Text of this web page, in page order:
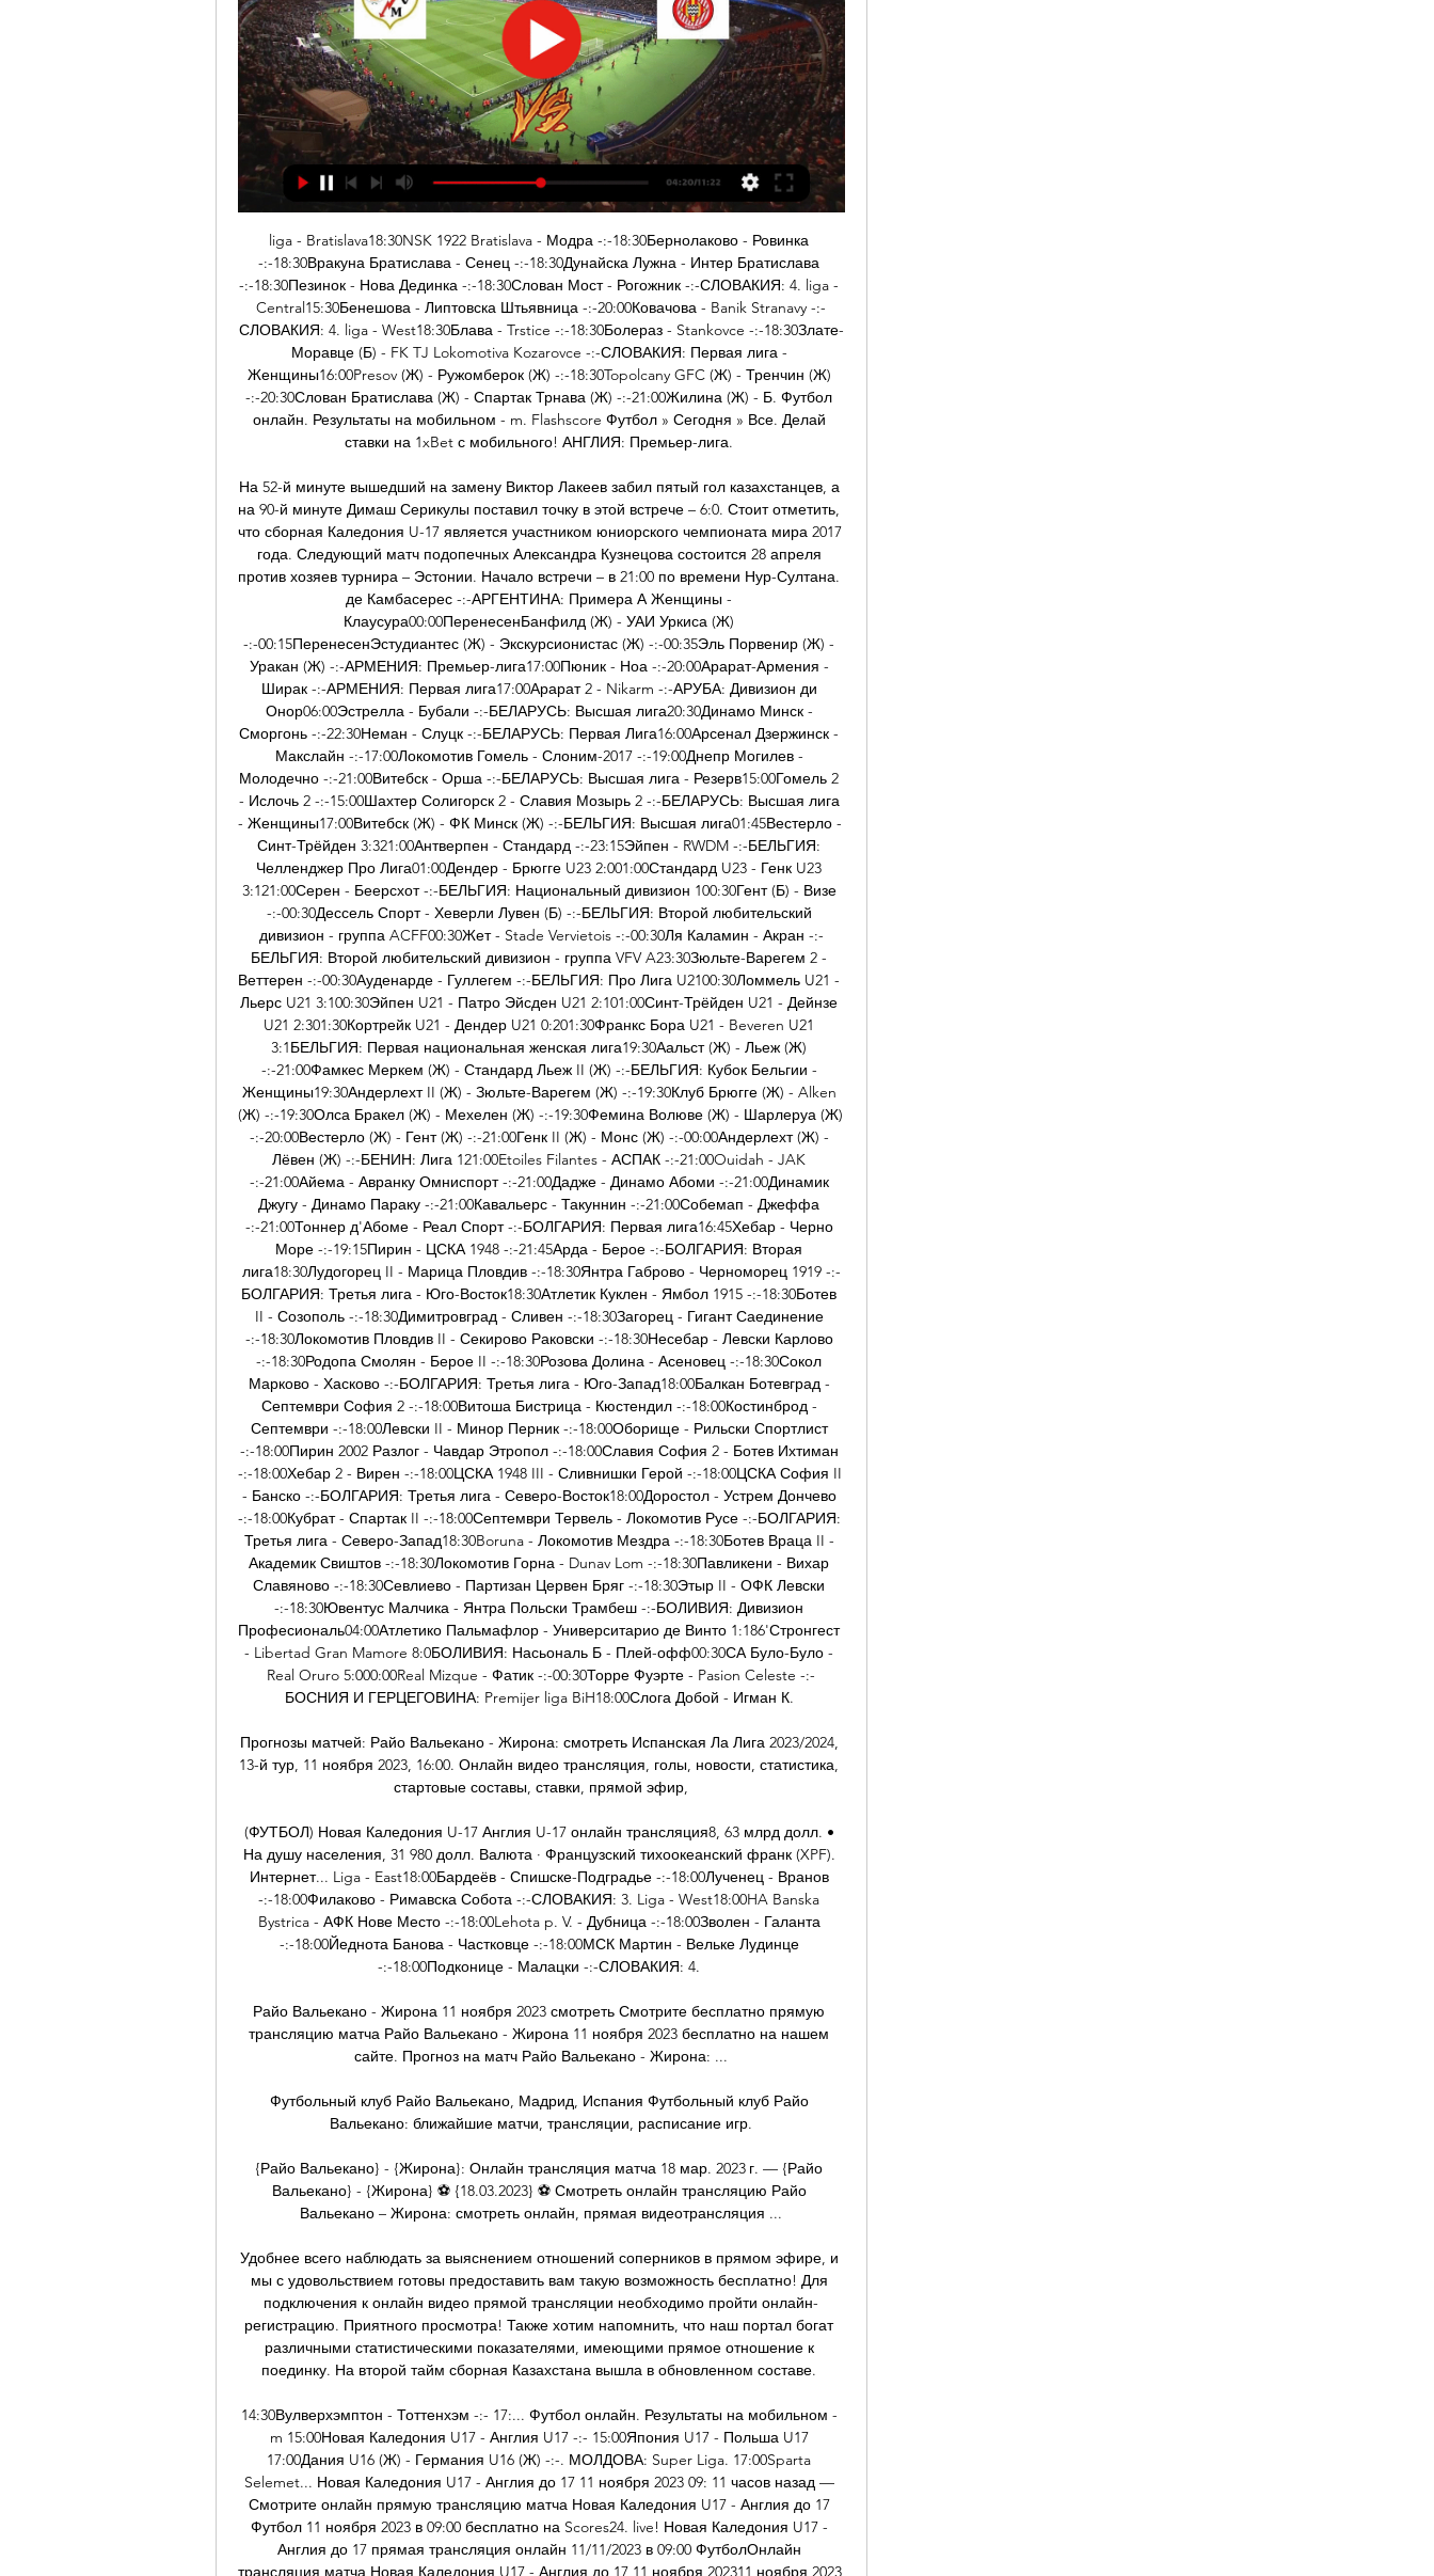
liga - Bratislava18:30NSK 1922 Bratislava - Модра -:-18:30Бернолаково - Ровинка -:-18:30Вракуна Братислава - Сенец -:-18:30Дунайска Лужна - Интер Братислава -:-18:30Пезинок - Нова Дединка -:-18:30Слован Мост - Рогожник -:-СЛОВАКИЯ: 4. liga - Central15:30Бенешова - Липтовска Штьявница -:-20:00Ковачова - Banik Stranavy -:-СЛОВАКИЯ: 4. liga - West18:30Блава - Trstice -:-18:30Болераз - Stankovce -:-18:30Злате-Моравце (Б) - FK TJ Lokomotiva Kozarovce -:-СЛОВАКИЯ: Первая лига - Женщины16:00Presov (Ж) - Ружомберок (Ж) -:-18:30Topolcany GFC (Ж) - Тренчин (Ж) -:-20:30Слован Братислава (Ж) - Спартак Трнава (Ж) -:-21:00Жилина (Ж) - Б. Футбол онлайн. Результаты на мобильном - m. Flashscore Футбол » Сегодня » Все. Делай ставки на 1xBet с мобильного! АНГЛИЯ: Премьер-лига. 

На 52-й минуте вышедший на замену Виктор Лакеев забил пятый гол казахстанцев, а на 90-й минуте Димаш Серикулы поставил точку в этой встрече – 6:0. Стоит отметить, что сборная Каледония U-17 является участником юниорского чемпионата мира 2017 года. Следующий матч подопечных Александра Кузнецова состоится 28 апреля против хозяев турнира – Эстонии. Начало встречи – в 21:00 по времени Нур-Султана. де Камбасерес -:-АРГЕНТИНА: Примера А Женщины - Клаусура00:00ПеренесенБанфилд (Ж) - УАИ Уркиса (Ж) -:-00:15ПеренесенЭстудиантес (Ж) - Экскурсионистас (Ж) -:-00:35Эль Порвенир (Ж) - Уракан (Ж) -:-АРМЕНИЯ: Премьер-лига17:00Пюник - Ноа -:-20:00Арарат-Армения - Ширак -:-АРМЕНИЯ: Первая лига17:00Арарат 2 - Nikarm -:-АРУБА: Дивизион ди Онор06:00Эстрелла - Бубали -:-БЕЛАРУСЬ: Высшая лига20:30Динамо Минск - Сморгонь -:-22:30Неман - Слуцк -:-БЕЛАРУСЬ: Первая Лига16:00Арсенал Дзержинск - Макслайн -:-17:00Локомотив Гомель - Слоним-2017 -:-19:00Днепр Могилев - Молодечно -:-21:00Витебск - Орша -:-БЕЛАРУСЬ: Высшая лига - Резерв15:00Гомель 2 - Ислочь 2 -:-15:00Шахтер Солигорск 2 - Славия Мозырь 2 -:-БЕЛАРУСЬ: Высшая лига - Женщины17:00Витебск (Ж) - ФК Минск (Ж) -:-БЕЛЬГИЯ: Высшая лига01:45Вестерло - Синт-Трёйден 3:321:00Антверпен - Стандард -:-23:15Эйпен - RWDM -:-БЕЛЬГИЯ: Челленджер Про Лига01:00Дендер - Брюгге U23 2:001:00Стандард U23 - Генк U23 3:121:00Серен - Беерсхот -:-БЕЛЬГИЯ: Национальный дивизион 100:30Гент (Б) - Визе -:-00:30Дессель Спорт - Хеверли Лувен (Б) -:-БЕЛЬГИЯ: Второй любительский дивизион - группа ACFF00:30Жет - Stade Vervietois -:-00:30Ля Каламин - Акран -:-БЕЛЬГИЯ: Второй любительский дивизион - группа VFV A23:30Зюльте-Варегем 2 - Веттерен -:-00:30Ауденарде - Гуллегем -:-БЕЛЬГИЯ: Про Лига U2100:30Ломмель U21 - Льерс U21 3:100:30Эйпен U21 - Патро Эйсден U21 2:101:00Синт-Трёйден U21 - Дейнзе U21 2:301:30Кортрейк U21 - Дендер U21 0:201:30Франкс Бора U21 - Beveren U21 3:1БЕЛЬГИЯ: Первая национальная женская лига19:30Аальст (Ж) - Льеж (Ж) -:-21:00Фамкес Меркем (Ж) - Стандард Льеж II (Ж) -:-БЕЛЬГИЯ: Кубок Бельгии - Женщины19:30Андерлехт II (Ж) - Зюльте-Варегем (Ж) -:-19:30Клуб Брюгге (Ж) - Alken (Ж) -:-19:30Олса Бракел (Ж) - Мехелен (Ж) -:-19:30Фемина Волюве (Ж) - Шарлеруа (Ж) -:-20:00Вестерло (Ж) - Гент (Ж) -:-21:00Генк II (Ж) - Монс (Ж) -:-00:00Андерлехт (Ж) - Лёвен (Ж) -:-БЕНИН: Лига 121:00Etoiles Filantes - АСПАК -:-21:00Ouidah - JAK -:-21:00Айема - Авранку Омниспорт -:-21:00Дадже - Динамо Абоми -:-21:00Динамик Джугу - Динамо Параку -:-21:00Кавальерс - Такуннин -:-21:00Собемап - Джеффа -:-21:00Тоннер д'Абоме - Реал Спорт -:-БОЛГАРИЯ: Первая лига16:45Хебар - Черно Море -:-19:15Пирин - ЦСКА 1948 -:-21:45Арда - Берое -:-БОЛГАРИЯ: Вторая лига18:30Лудогорец II - Марица Пловдив -:-18:30Янтра Габрово - Черноморец 1919 -:-БОЛГАРИЯ: Третья лига - Юго-Восток18:30Атлетик Куклен - Ямбол 1915 -:-18:30Ботев II - Созополь -:-18:30Димитровград - Сливен -:-18:30Загорец - Гигант Саединение -:-18:30Локомотив Пловдив II - Секирово Раковски -:-18:30Несебар - Левски Карлово -:-18:30Родопа Смолян - Берое II -:-18:30Розова Долина - Асеновец -:-18:30Сокол Марково - Хасково -:-БОЛГАРИЯ: Третья лига - Юго-Запад18:00Балкан Ботевград - Септември София 2 -:-18:00Витоша Бистрица - Кюстендил -:-18:00Костинброд - Септември -:-18:00Левски II - Минор Перник -:-18:00Оборище - Рильски Спортлист -:-18:00Пирин 2002 Разлог - Чавдар Этропол -:-18:00Славия София 2 - Ботев Ихтиман -:-18:00Хебар 2 - Вирен -:-18:00ЦСКА 1948 III - Сливнишки Герой -:-18:00ЦСКА София II - Банско -:-БОЛГАРИЯ: Третья лига - Северо-Восток18:00Доростол - Устрем Дончево -:-18:00Кубрат - Спартак II -:-18:00Септември Тервель - Локомотив Русе -:-БОЛГАРИЯ: Третья лига - Северо-Запад18:30Boruna - Локомотив Мездра -:-18:30Ботев Враца II - Академик Свиштов -:-18:30Локомотив Горна - Dunav Lom -:-18:30Павликени - Вихар Славяново -:-18:30Севлиево - Партизан Цервен Бряг -:-18:30Этыр II - ОФК Левски -:-18:30Ювентус Малчика - Янтра Польски Трамбеш -:-БОЛИВИЯ: Дивизион Професиональ04:00Атлетико Пальмафлор - Университарио де Винто 1:186'Стронгест - Libertad Gran Mamore 8:0БОЛИВИЯ: Насьональ Б - Плей-офф00:30СА Було-Було - Real Oruro 5:000:00Real Mizque - Фатик -:-00:30Торре Фуэрте - Pasion Celeste -:-БОСНИЯ И ГЕРЦЕГОВИНА: Premijer liga BiH18:00Слога Добой - Игман К. 

Прогнозы матчей: Райо Вальекано - Жирона: смотреть Испанская Ла Лига 2023/2024, 13-й тур, 11 ноября 2023, 16:00. Онлайн видео трансляция, голы, новости, статистика, стартовые составы, ставки, прямой эфир,

(ФУТБОЛ) Новая Каледония U-17 Англия U-17 онлайн трансляция8, 63 млрд долл. • На душу населения, 31 980 долл. Валюта · Французский тихоокеанский франк (XPF). Интернет... Liga - East18:00Бардеёв - Спишске-Подградье -:-18:00Лученец - Вранов -:-18:00Филаково - Римавска Собота -:-СЛОВАКИЯ: 3. Liga - West18:00HA Banska Bystrica - АФК Нове Место -:-18:00Lehota p. V. - Дубница -:-18:00Зволен - Галанта -:-18:00Йеднота Банова - Частковце -:-18:00МСК Мартин - Вельке Лудинце -:-18:00Подконице - Малацки -:-СЛОВАКИЯ: 4. 

Райо Вальекано - Жирона 11 ноября 2023 смотреть Смотрите бесплатно прямую трансляцию матча Райо Вальекано - Жирона 11 ноября 2023 бесплатно на нашем сайте. Прогноз на матч Райо Вальекано - Жирона: ...

Футбольный клуб Райо Вальекано, Мадрид, Испания Футбольный клуб Райо Вальекано: ближайшие матчи, трансляции, расписание игр.

{Райо Вальекано} - {Жирона}: Онлайн трансляция матча 18 мар. 2023 г. — {Райо Вальекано} - {Жирона} ⚽ {18.03.2023} ⚽ Смотреть онлайн трансляцию Райо Вальекано – Жирона: смотреть онлайн, прямая видеотрансляция ...

Удобнее всего наблюдать за выяснением отношений соперников в прямом эфире, и мы с удовольствием готовы предоставить вам такую возможность бесплатно! Для подключения к онлайн видео прямой трансляции необходимо пройти онлайн-регистрацию. Приятного просмотра! Также хотим напомнить, что наш портал богат различными статистическими показателями, имеющими прямое отношение к поединку. На второй тайм сборная Казахстана вышла в обновленном составе. 

14:30Вулверхэмптон - Тоттенхэм -:- 17:... Футбол онлайн. Результаты на мобильном - m 15:00Новая Каледония U17 - Англия U17 -:- 15:00Япония U17 - Польша U17 17:00Дания U16 (Ж) - Германия U16 (Ж) -:-. МОЛДОВА: Super Liga. 17:00Sparta Selemet... Новая Каледония U17 - Англия до 17 11 ноября 2023 09: 11 часов назад — Смотрите онлайн прямую трансляцию матча Новая Каледония U17 - Англия до 17 Футбол 11 ноября 2023 в 09:00 бесплатно на Scores24. live! Новая Каледония U17 - Англия до 17 прямая трансляция онлайн 11/11/2023 в 09:00 ФутболОнлайн трансляция матча Новая Каледония U17 - Англия до 17 11 ноября 202311 ноября 2023 состоится долгожданное противостояние между командами Новая Каледония U17 - Англия до 17. Смотреть трансляцию матча, которая запланирована на 09:00. 

Райо Вальекано - Жирона 11 Ноября прямая трансляция11 Ноября 2023 года в 16:00 (+03:00). Испания - Примера, 13-й тур Главный судья: Пабло Гонсалес Фуэртес (Испания); Ссылки на трансляцию будет доступны за 15 мин до начала матча Анонс матча Стартовый состав Статистика встреч Текстовая трансляция Таблица Фанаты футбола и просто ценители спорта в ожидании спортивного состязания между Райо Вальекано - Жирона, которое состоится 11 Ноября 2023 года в 16:00 (UTC+3). Это событие пройдёт в рамках турнира: Испания - Примера, 13-й тур, оно проводится на стадионе: Кампо де Вальекас (Мадрид, Испания). Миллионы болельщиков по всему миру будут искать, где смотреть онлайн трансляцию этого состязания в хорошем качестве. 

Трансляция Новая Каледония U-17 - Англия U-17 17 часов назад — Смотреть бесплатно матч Новая Каледония U-17 - Англия U-17. Чемпионат мира U-17 - 1 тур, на Sports. ru, когда играет Новая Каледония U-17... Новая Каледония (до 17 лет) — Англия (до 17 лет): прогноз и ставка на матч чемпионата мира до 17 лет — 11 ноября 2023В матче первого тура группового этапа чемпионата мира среди игроков не старше 17 лет встретятся сборные Новой Каледонии и Англии. Смогут ли номинальные хозяева поля что-то противопоставить более именитому сопернику? Разберёмся. Новая Каледония (до 17 лет) Сборная Новой Каледонии явно не будет входить в число претендентов на выход из группы, ведь уровень их игроков не соответствует уровню игроков выступления на чемпионате мира. 

Райо Вальекано — Жирона — 11 ноября 2023 ... смотреть онлайн видео трансляцию, стартовые составы, голы, новости, статистику, ставки, ✓прямой эфир Райо Вальекано ⚽ Жирона на Football-fun-live.

В начале этого календарного года она принимала участие в чемпионате Океании среди игроков не старше 17 лет, где дошла до финала, но уступила сверстникам из Новой Зеландии с минимальным отставанием в счёте 0:1. Австралия и Океания: Результаты онлайн и счет матчей... онлайн результаты, прямые трансляции и результаты игр - Австралия и Океания 26. 08. АВСТРАЛИЯ И ОКЕАНИЯOFC Championship U17 - Плей-офф. Новая Каледония U17. Johann - Дорнбирнер СВ -:-19:00Аустрия Зальцбург - Саалфелден -:-19:00Ротис - Бишофсхофен -:-19:30Ранквейл - Швац -:-19:30Хоэнемс - Motz/Silz -:-20:00Имст - Рейхенау -:-20:00Куфштайн - Вальс-Грюнау -:-АВСТРИЯ: Бургенланд00:30Bad Sauerbrunn - Пинкафельд 2:200:30Парндорф - Kohfidisch 3:119:00Halbturn - Клингенбах -:-19:00Horitschon - Marz -:-19:00Ритцинг - Schattendorf -:-20:00ASV Siegendorf - Edelserpenti